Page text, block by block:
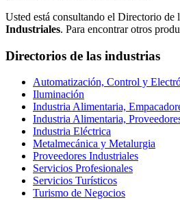
Usted está consultando el Directorio de
Industriales. Para encontrar otros
Directorios de las industrias
Automatización, Control y
Iluminación
Industria Alimentaria,
Industria Alimentaria,
Industria Eléctrica
Metalmecánica y Metalurgia
Proveedores Industriales
Servicios Profesionales
Servicios Turísticos
Turismo de Negocios